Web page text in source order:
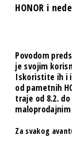
HONOR i
Povodom
je svojim
Iskoristite ih i
od pametnih
traje od 8.2.
Za svakog